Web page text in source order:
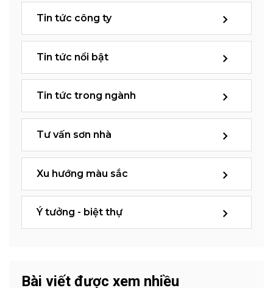
Tin tức công ty
Tin tức nổi bật
Tin tức trong ngành
Tư vấn sơn nhà
Xu hướng màu sắc
Ý tưởng - biệt thự
Bài viết được xem nhiều